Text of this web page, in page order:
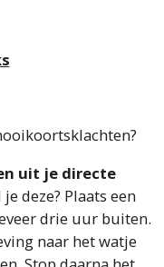
uit je directe
deze? Plaats een
drie uur buiten.
naar het watje